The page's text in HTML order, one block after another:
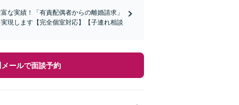
な実績！「有責配偶者からの離婚請求」
現します【完全個室対応】【子連れ相談
メールで面談予約